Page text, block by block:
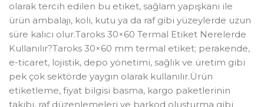
olarak tercih edilen bu etiket, sağlam yapışkanı ile
ürün ambalajı, koli, kutu ya da raf gibi yüzeylerde uzun
süre kalıcı olur.Taroks 30×60 Termal Etiket Nerelerde
Kullanılır?Taroks 30×60 mm termal etiket; perakende,
e-ticaret, lojistik, depo yönetimi, sağlık ve üretim gibi
pek çok sektörde yaygın olarak kullanılır.Ürün
etiketleme, fiyat bilgisi basma, kargo paketlerinin
takibi, raf düzenlemeleri ve barkod oluşturma gibi